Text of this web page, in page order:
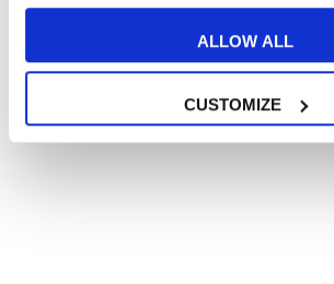
ALLOW ALL
CUSTOMIZE
RICHIEDI INFORMAZIONI